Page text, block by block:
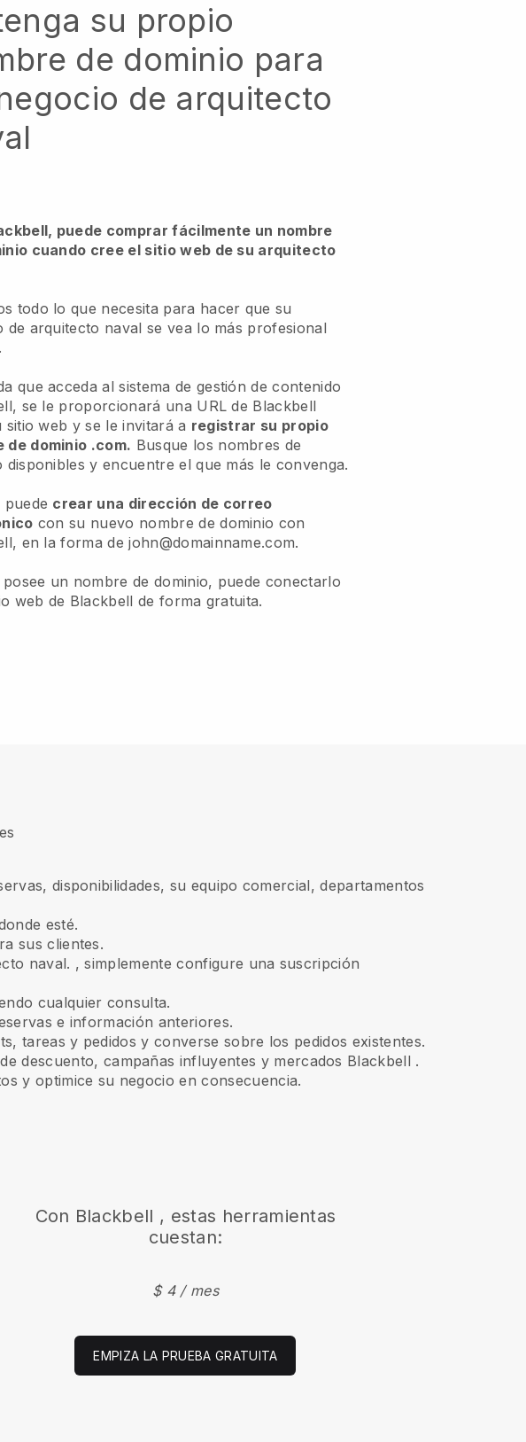
su propio
de dominio para
de arquitecto
puede comprar fácilmente un nombre
cuando cree el sitio web de su arquitecto
todo lo que necesita para hacer que su
de arquitecto naval se vea lo más profesional
que acceda al sistema de gestión de contenido
se le proporcionará una URL de Blackbell
sitio web y se le invitará a registrar su propio
de dominio .com. Busque los nombres de
disponibles y encuentre el que más le convenga.
crear una dirección de correo
con su nuevo nombre de dominio con
en la forma de john@domainname.com.
posee un nombre de dominio, puede conectarlo
web de Blackbell de forma gratuita.
disponibilidades, su equipo comercial, departamentos
esté.
sus clientes.
naval. , simplemente configure una suscripción
cualquier consulta.
e información anteriores.
tareas y pedidos y converse sobre los pedidos existentes.
descuento, campañas influyentes y mercados Blackbell .
y optimice su negocio en consecuencia.
Con Blackbell , estas herramientas
cuestan:
$ 4 / mes
EMPIZA LA PRUEBA GRATUITA